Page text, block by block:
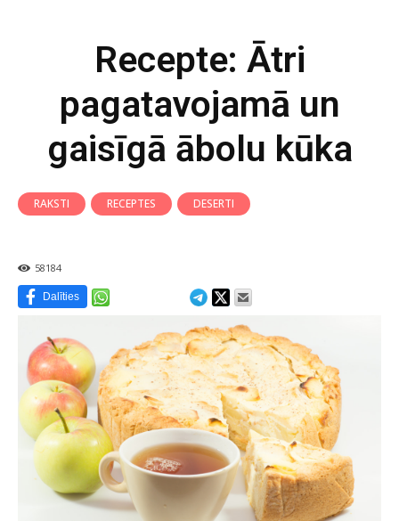
Recepte: Ātri
pagatavojamā un
gaisīgā ābolu kūka
RAKSTI RECEPTES DESERTI
58184
Dalīties